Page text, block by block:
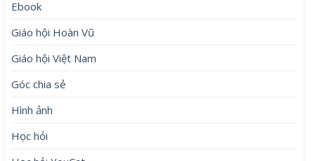
Ebook
Giáo hội Hoàn Vũ
Giáo hội Việt Nam
Góc chia sẻ
Hình ảnh
Học hỏi